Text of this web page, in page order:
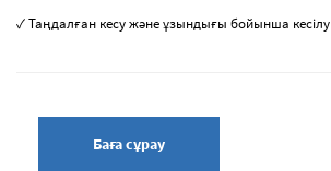
✓ Таңдалған кесу және ұзындығы бойынша кесілу
Баға сұрау